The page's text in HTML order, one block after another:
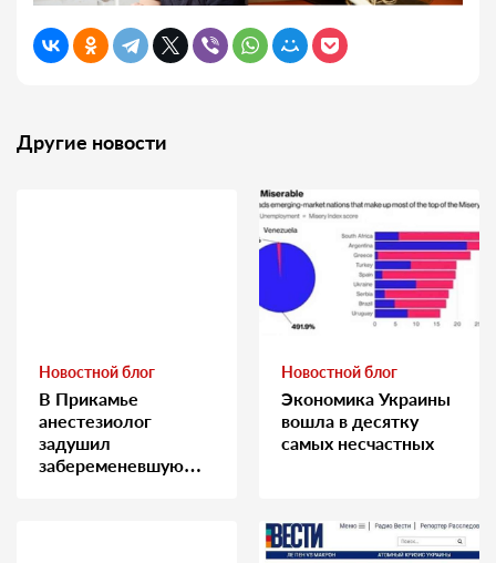
Другие новости
Новостной блог
В Прикамье
анестезиолог
задушил
забеременевшую
Новостной блог
Экономика Украины
вошла в десятку
самых несчастных